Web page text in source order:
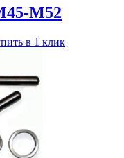
М52
в 1 клик